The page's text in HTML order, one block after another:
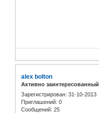
alex bolton
Активно заинтересованный
Зарегистрирован: 31-10-2013
Приглашений: 0
Сообщений: 25